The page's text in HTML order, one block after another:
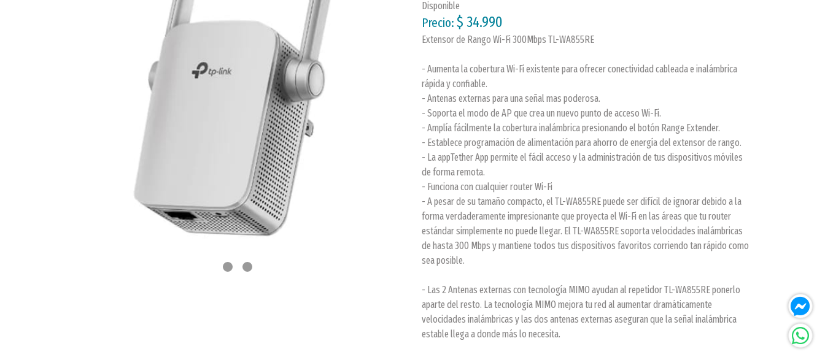
Disponible
Precio: $ 34.990
Extensor de Rango Wi-Fi 300Mbps TL-WA855RE
- Aumenta la cobertura Wi-Fi existente para ofrecer conectividad cableada e inalámbrica
rápida y confiable.
- Antenas externas para una señal mas poderosa.
- Soporta el modo de AP que crea un nuevo punto de acceso Wi-Fi.
- Amplía fácilmente la cobertura inalámbrica presionando el botón Range Extender.
- Establece programación de alimentación para ahorro de energía del extensor de rango.
- La appTether App permite el fácil acceso y la administración de tus dispositivos móviles
de forma remota.
- Funciona con cualquier router Wi-Fi
- A pesar de su tamaño compacto, el TL-WA855RE puede ser difícil de ignorar debido a la
forma verdaderamente impresionante que proyecta el Wi-Fi en las áreas que tu router
estándar simplemente no puede llegar. El TL-WA855RE soporta velocidades inalámbricas
de hasta 300 Mbps y mantiene todos tus dispositivos favoritos corriendo tan rápido como
sea posible.
- Las 2 Antenas externas con tecnología MIMO ayudan al repetidor TL-WA855RE ponerlo
aparte del resto. La tecnología MIMO mejora tu red al aumentar dramáticamente
velocidades inalámbricas y las dos antenas externas aseguran que la señal inalámbrica
estable llega a donde más lo necesita.